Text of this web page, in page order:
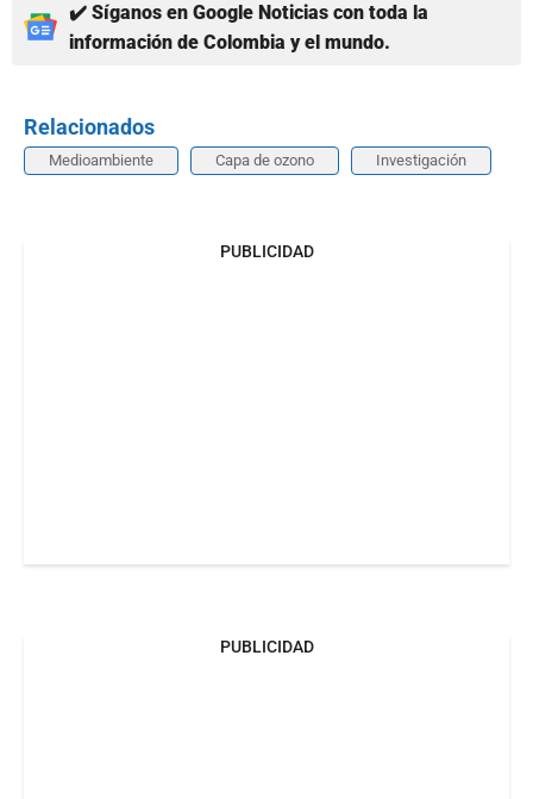
✔️ Síganos en Google Noticias con toda la
información de Colombia y el mundo.
Relacionados
Medioambiente Capa de ozono Investigación
PUBLICIDAD
PUBLICIDAD